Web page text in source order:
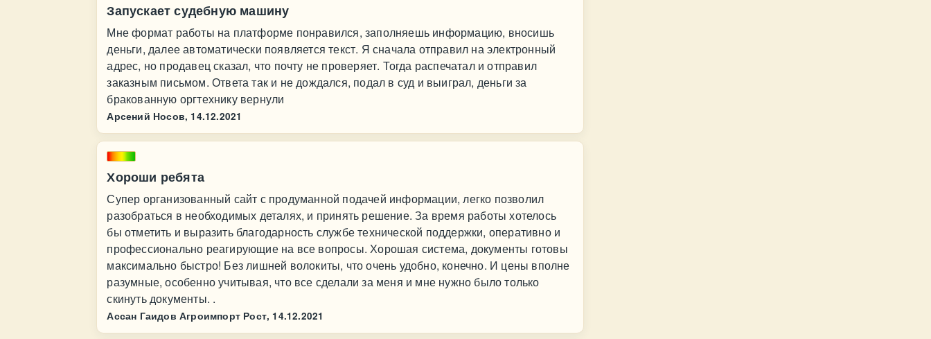
Запускает судебную машину
Мне формат работы на платформе понравился, заполняешь информацию, вносишь
деньги, далее автоматически появляется текст. Я сначала отправил на электронный
адрес, но продавец сказал, что почту не проверяет. Тогда распечатал и отправил
заказным письмом. Ответа так и не дождался, подал в суд и выиграл, деньги за
бракованную оргтехнику вернули
Арсений Носов, 14.12.2021
Хороши ребята
Супер организованный сайт с продуманной подачей информации, легко позволил
разобраться в необходимых деталях, и принять решение. За время работы хотелось
бы отметить и выразить благодарность службе технической поддержки, оперативно и
профессионально реагирующие на все вопросы. Хорошая система, документы готовы
максимально быстро! Без лишней волокиты, что очень удобно, конечно. И цены вполне
разумные, особенно учитывая, что все сделали за меня и мне нужно было только
скинуть документы. .
Ассан Гаидов Агроимпорт Рост, 14.12.2021